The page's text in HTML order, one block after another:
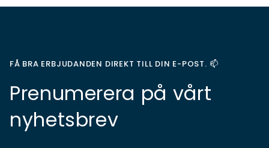
FÅ BRA ERBJUDANDEN DIREKT TILL DIN E-POST. 📫
Prenumerera på vårt
nyhetsbrev